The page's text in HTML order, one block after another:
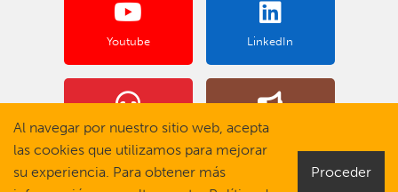
Youtube LinkedIn
Fale Conosco Canal de Denuncia
Al navegar por nuestro sitio web, acepta
las cookies que utilizamos para mejorar
su experiencia. Para obtener más
Proceder